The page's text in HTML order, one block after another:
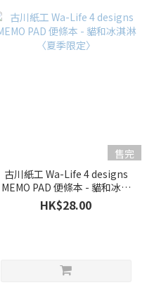
售完
古川紙工 Wa-Life 4 designs
MEMO PAD 便條本 - 貓和冰淇
淋〈夏季限定〉
HK$28.00